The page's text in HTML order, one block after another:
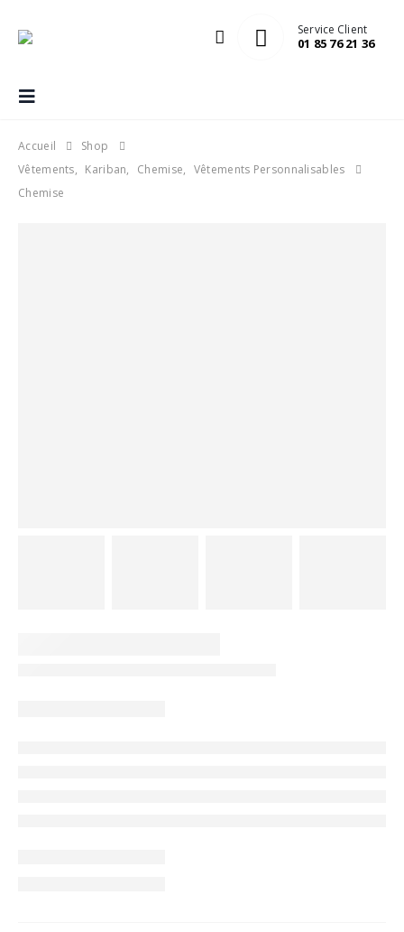
Service Client
01 85 76 21 36
Accueil
Shop
Vêtements, Kariban, Chemise, Vêtements Personnalisables
Chemise